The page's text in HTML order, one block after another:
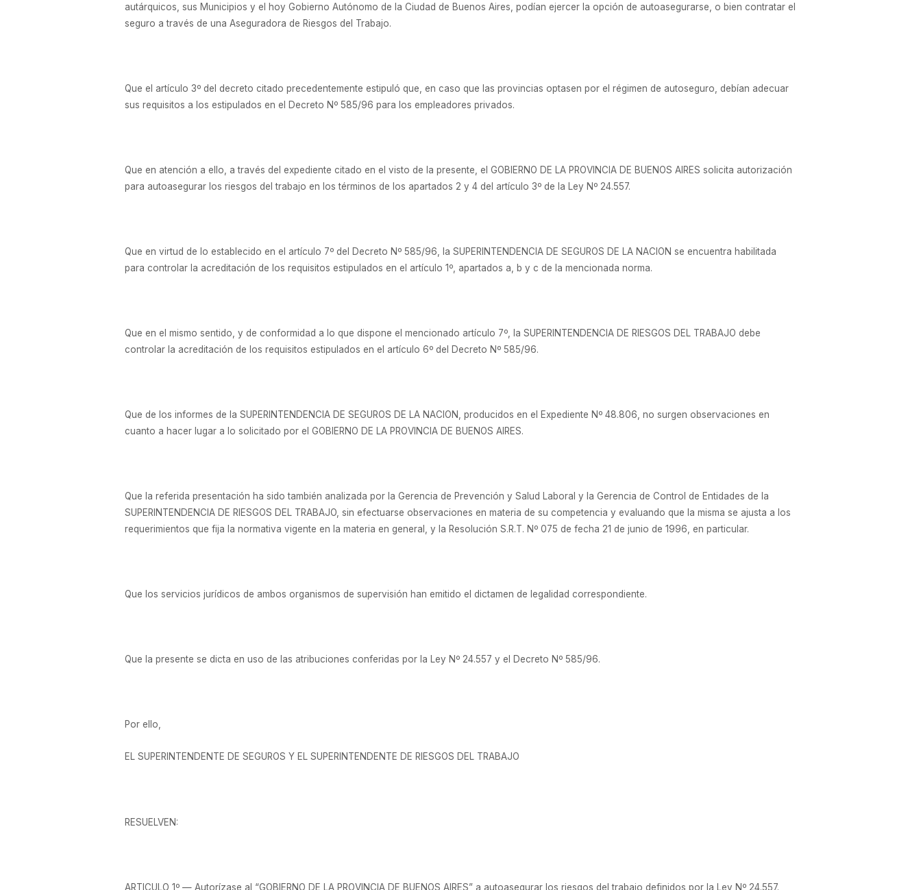
autárquicos, sus Municipios y el hoy Gobierno Autónomo de la Ciudad de Buenos Aires, podían ejercer la opción de autoasegurarse, o bien contratar el
seguro a través de una Aseguradora de Riesgos del Trabajo.
Que el artículo 3º del decreto citado precedentemente estipuló que, en caso que las provincias optasen por el régimen de autoseguro, debían adecuar
sus requisitos a los estipulados en el Decreto Nº 585/96 para los empleadores privados.
Que en atención a ello, a través del expediente citado en el visto de la presente, el GOBIERNO DE LA PROVINCIA DE BUENOS AIRES solicita autorización
para autoasegurar los riesgos del trabajo en los términos de los apartados 2 y 4 del artículo 3º de la Ley Nº 24.557.
Que en virtud de lo establecido en el artículo 7º del Decreto Nº 585/96, la SUPERINTENDENCIA DE SEGUROS DE LA NACION se encuentra habilitada
para controlar la acreditación de los requisitos estipulados en el artículo 1º, apartados a, b y c de la mencionada norma.
Que en el mismo sentido, y de conformidad a lo que dispone el mencionado artículo 7º, la SUPERINTENDENCIA DE RIESGOS DEL TRABAJO debe
controlar la acreditación de los requisitos estipulados en el artículo 6º del Decreto Nº 585/96.
Que de los informes de la SUPERINTENDENCIA DE SEGUROS DE LA NACION, producidos en el Expediente Nº 48.806, no surgen observaciones en
cuanto a hacer lugar a lo solicitado por el GOBIERNO DE LA PROVINCIA DE BUENOS AIRES.
Que la referida presentación ha sido también analizada por la Gerencia de Prevención y Salud Laboral y la Gerencia de Control de Entidades de la
SUPERINTENDENCIA DE RIESGOS DEL TRABAJO, sin efectuarse observaciones en materia de su competencia y evaluando que la misma se ajusta a los
requerimientos que fija la normativa vigente en la materia en general, y la Resolución S.R.T. Nº 075 de fecha 21 de junio de 1996, en particular.
Que los servicios jurídicos de ambos organismos de supervisión han emitido el dictamen de legalidad correspondiente.
Que la presente se dicta en uso de las atribuciones conferidas por la Ley Nº 24.557 y el Decreto Nº 585/96.
Por ello,
EL SUPERINTENDENTE DE SEGUROS Y EL SUPERINTENDENTE DE RIESGOS DEL TRABAJO
RESUELVEN:
ARTICULO 1º — Autorízase al “GOBIERNO DE LA PROVINCIA DE BUENOS AIRES” a autoasegurar los riesgos del trabajo definidos por la Ley Nº 24.557.